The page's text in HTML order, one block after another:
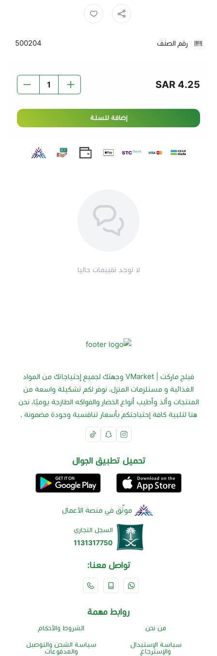
الدسم في عبوة زجاجية 170 مل. يتميز بقوامه الكريمي
ومذاقه الطازج المثالي لإضافته إلى المشروبات الساخنة،
استخدامات متعددة: مثالي للشاي، القهوة، الطهي، والخبز.
من الحاجيات اليومية.
حليب بوني السائل كامل الدسم زجاج 170 مل - الجودة في
رقم الصنف 500204
4.25 SAR
إضافة للسلة
لا توجد تقييمات حاليا
فيلج ماركت | VMarket وجهتك لجميع إحتياجاتك من المواد
الغذائية و مستلزمات المنزل، نوفر لكم تشكيلة واسعة من
المنتجات وألذ وأطيب أنواع الخضار والفواكه الطازجة يوميًا، نحن
هنا لتلبية كافة إحتياجتكم بأسعار تنافسية وجودة مضمونة .
تحميل تطبيق الجوال
موثّق في منصة الأعمال
السجل التجاري
1131317750
تواصل معنا:
روابط مهمة
من نحن الشروط والأحكام
سياسة الإستبدال
والإسترجاع
سياسة الشحن والتوصيل
والمدفوعات